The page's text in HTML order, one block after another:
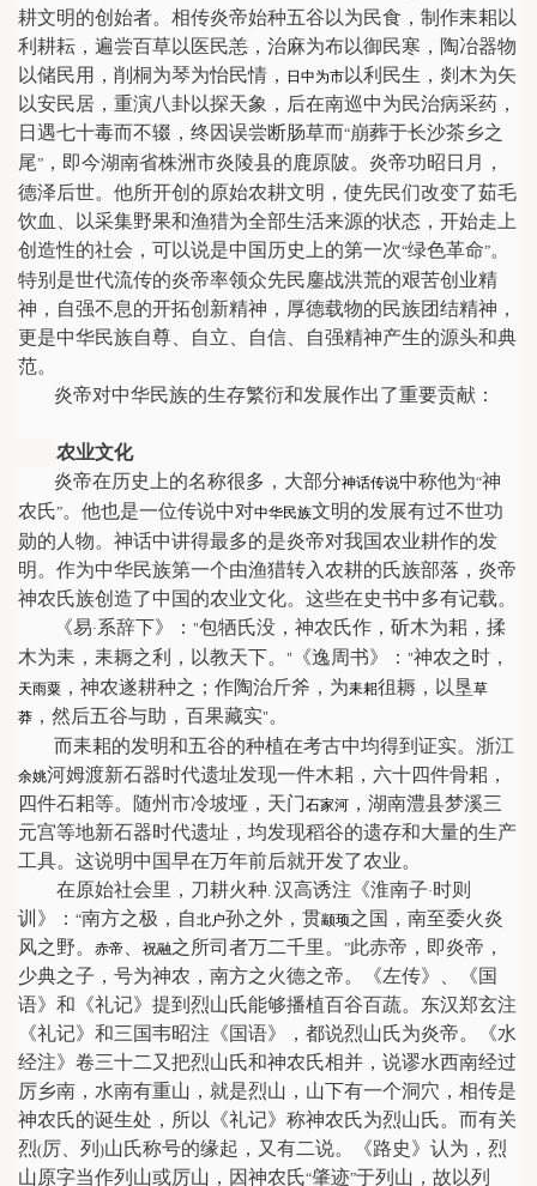
耕文明的创始者。相传炎帝始种五谷以为民食，制作耒耜以
利耕耘，遍尝百草以医民恙，治麻为布以御民寒，陶冶器物
以储民用，削桐为琴为怡民情，
日中为市 以利民生，剡木为矢
以安民居，重演八卦以探天象，后在南巡中为民治病采药，
日遇七十毒而不辍，终因误尝断肠草而“崩葬于长沙茶乡之
尾” ，即今湖南省株洲市炎陵县的鹿原陂。炎帝功昭日月，
德泽后世。他所开创的原始农耕文明，使先民们改变了茹毛
饮血、以采集野果和渔猎为全部生活来源的状态，开始走上
创造性的社会，可以说是中国历史上的第一次“绿色革命”。
特别是世代流传的炎帝率领众先民鏖战洪荒的艰苦创业精
神，自强不息的开拓创新精神，厚德载物的民族团结精神，
更是中华民族自尊、自立、自信、自强精神产生的源头和典
范。
炎帝对中华民族的生存繁衍和发展作出了重要贡献：
农业文化
炎帝在历史上的名称很多，大部分神话传说中称他为“神
农氏”。他也是一位传说中对中华民族文明的发展有过不世功
勋的人物。神话中讲得最多的是炎帝对我国农业耕作的发
明。作为中华民族第一个由渔猎转入农耕的氏族部落，炎帝
神农氏族创造了中国的农业文化。这些在史书中多有记载。
《易·系辞下》： "包牺氏没，神农氏作，斫木为耜，揉
木为耒，耒耨之利，以教天下。
" 《逸周书》： "神农之时，
天雨粟 ，神农遂耕种之；作陶治斤斧，为耒耜徂耨，以垦草
莽 ，然后五谷与助，百果藏实" 。
而耒耜的发明和五谷的种植在考古中均得到证实。浙江
余姚河姆渡新石器时代遗址发现一件木耜，六十四件骨耜，
四件石耜等。随州市冷坡垭，天门石家河 ，湖南澧县梦溪三
元宫等地新石器时代遗址，均发现稻谷的遗存和大量的生产
工具。这说明中国早在万年前后就开发了农业。
在原始社会里，刀耕火种 汉高诱注《淮南子·时则
训》： “南方之极，自北户孙之外，贯颛顼之国，南至委火炎
风之野。
赤帝 祝融之所司者万二千里。 ”此赤帝，即炎帝，
少典之子，号为神农，南方之火德之帝。《左传》、《国
语》和《礼记》提到烈山氏能够播植百谷百蔬。东汉郑玄注
《礼记》和三国韦昭注《国语》，都说烈山氏为炎帝。《水
经注》卷三十二又把烈山氏和神农氏相并，说谬水西南经过
厉乡南，水南有重山，就是烈山，山下有一个洞穴，相传是
神农氏的诞生处，所以《礼记》称神农氏为烈山氏。而有关
烈(厉、列 )山氏称号的缘起，又有二说。《路史》认为，烈
山原字当作列山或厉山，因神农氏“肇迹”于列山，故以列